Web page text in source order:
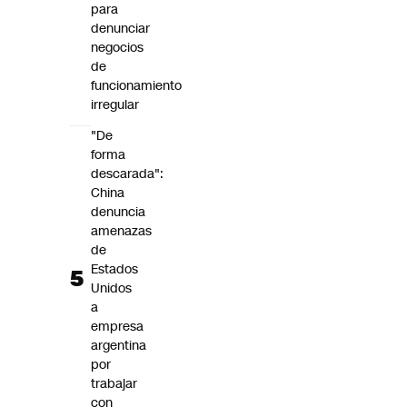
para
denunciar
negocios
de
funcionamiento
irregular
"De
forma
descarada":
China
denuncia
amenazas
de
Estados
Unidos
a
empresa
argentina
por
trabajar
con